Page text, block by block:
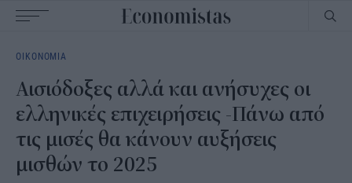
navigation
ΟΙΚΟΝΟΜΙΑ
Αισιόδοξες αλλά και ανήσυχες οι
ελληνικές επιχειρήσεις -Πάνω από
τις μισές θα κάνουν αυξήσεις
μισθών το 2025